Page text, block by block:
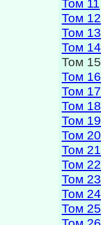
Том 11
Том 12
Том 13
Том 14
Том 15
Том 16
Том 17
Том 18
Том 19
Том 20
Том 21
Том 22
Том 23
Том 24
Том 25